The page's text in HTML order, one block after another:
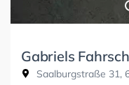
Gabriels
Saalburgstraße 31,